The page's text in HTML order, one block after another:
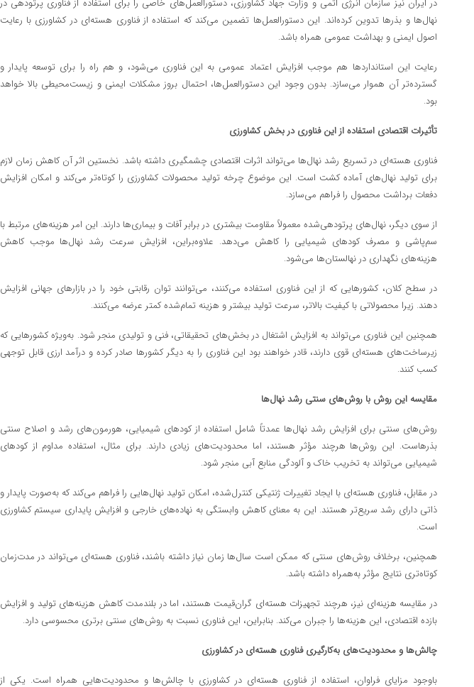
در ایران نیز سازمان انرژی اتمی و وزارت جهاد کشاورزی، دستورالعمل‌های خاصی را برای استفاده از فناوری پرتودهی در
نهال‌ها و بذرها تدوین کرده‌اند. این دستورالعمل‌ها تضمین می‌کند که استفاده از فناوری هسته‌ای در کشاورزی با رعایت
اصول ایمنی و بهداشت عمومی همراه باشد.
رعایت این استانداردها هم موجب افزایش اعتماد عمومی به این فناوری می‌شود، و هم راه را برای توسعه پایدار و
گسترده‌تر آن هموار می‌سازد. بدون وجود این دستورالعمل‌ها، احتمال بروز مشکلات ایمنی و زیست‌محیطی بالا خواهد
بود.
تأثیرات اقتصادی استفاده از این فناوری در بخش کشاورزی
فناوری هسته‌ای در تسریع رشد نهال‌ها می‌تواند اثرات اقتصادی چشمگیری داشته باشد. نخستین اثر آن کاهش زمان لازم
برای تولید نهال‌های آماده کشت است. این موضوع چرخه تولید محصولات کشاورزی را کوتاه‌تر می‌کند و امکان افزایش
دفعات برداشت محصول را فراهم می‌سازد.
از سوی دیگر، نهال‌های پرتودهی‌شده معمولاً مقاومت بیشتری در برابر آفات و بیماری‌ها دارند. این امر هزینه‌های مرتبط با
سم‌پاشی و مصرف کودهای شیمیایی را کاهش می‌دهد. علاوه‌براین، افزایش سرعت رشد نهال‌ها موجب کاهش
هزینه‌های نگهداری در نهالستان‌ها می‌شود.
در سطح کلان، کشورهایی که از این فناوری استفاده می‌کنند، می‌توانند توان رقابتی خود را در بازارهای جهانی افزایش
دهند. زیرا محصولاتی با کیفیت بالاتر، سرعت تولید بیشتر و هزینه تمام‌شده کمتر عرضه می‌کنند.
همچنین این فناوری می‌تواند به افزایش اشتغال در بخش‌های تحقیقاتی، فنی و تولیدی منجر شود. به‌ویژه کشورهایی که
زیرساخت‌های هسته‌ای قوی دارند، قادر خواهند بود این فناوری را به دیگر کشورها صادر کرده و درآمد ارزی قابل توجهی
کسب کنند.
مقایسه این روش با روش‌های سنتی رشد نهال‌ها
روش‌های سنتی برای افزایش رشد نهال‌ها عمدتاً شامل استفاده از کودهای شیمیایی، هورمون‌های رشد و اصلاح سنتی
بذرهاست. این روش‌ها هرچند مؤثر هستند، اما محدودیت‌های زیادی دارند. برای مثال، استفاده مداوم از کودهای
شیمیایی می‌تواند به تخریب خاک و آلودگی منابع آبی منجر شود.
در مقابل، فناوری هسته‌ای با ایجاد تغییرات ژنتیکی کنترل‌شده، امکان تولید نهال‌هایی را فراهم می‌کند که به‌صورت پایدار و
ذاتی دارای رشد سریع‌تر هستند. این به معنای کاهش وابستگی به نهاده‌های خارجی و افزایش پایداری سیستم کشاورزی
است.
همچنین، برخلاف روش‌های سنتی که ممکن است سال‌ها زمان نیاز داشته باشند، فناوری هسته‌ای می‌تواند در مدت‌زمان
کوتاه‌تری نتایج مؤثر به‌همراه داشته باشد.
در مقایسه هزینه‌ای نیز، هرچند تجهیزات هسته‌ای گران‌قیمت هستند، اما در بلندمدت کاهش هزینه‌های تولید و افزایش
بازده اقتصادی، این هزینه‌ها را جبران می‌کند. بنابراین، این فناوری نسبت به روش‌های سنتی برتری محسوسی دارد.
چالش‌ها و محدودیت‌های به‌کارگیری فناوری هسته‌ای در کشاورزی
باوجود مزایای فراوان، استفاده از فناوری هسته‌ای در کشاورزی با چالش‌ها و محدودیت‌هایی همراه است. یکی از